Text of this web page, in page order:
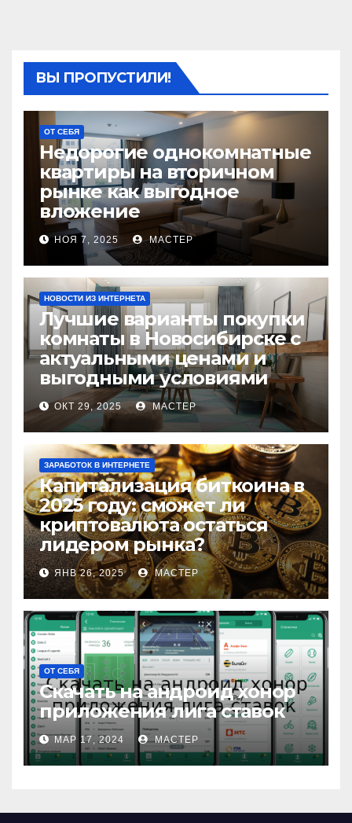
ВЫ ПРОПУСТИЛИ!
ОТ СЕБЯ
Недорогие однокомнатные
квартиры на вторичном
рынке как выгодное
вложение
НОЯ 7, 2025 МАСТЕР
НОВОСТИ ИЗ ИНТЕРНЕТА
Лучшие варианты покупки
комнаты в Новосибирске с
актуальными ценами и
выгодными условиями
ОКТ 29, 2025 МАСТЕР
ЗАРАБОТОК В ИНТЕРНЕТЕ
Капитализация биткоина в
2025 году: сможет ли
криптовалюта остаться
лидером рынка?
ЯНВ 26, 2025 МАСТЕР
ОТ СЕБЯ
Скачать на андроид хонор
приложения лига ставок
МАР 17, 2024 МАСТЕР